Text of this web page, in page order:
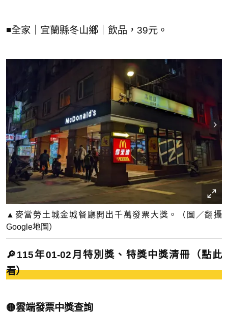
◾全家｜宜蘭縣冬山鄉｜飲品，39元。
▲麥當勞土城金城餐廳開出千萬發票大獎。（圖／翻攝
Google地圖）
🔎115年01-02月特別獎、特獎中獎清冊（點此
看）
🟡雲端發票中獎查詢